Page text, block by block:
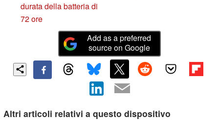
durata della batteria di
72 ore
Add as a preferred
source on Google
Altri articoli relativi a questo dispositivo